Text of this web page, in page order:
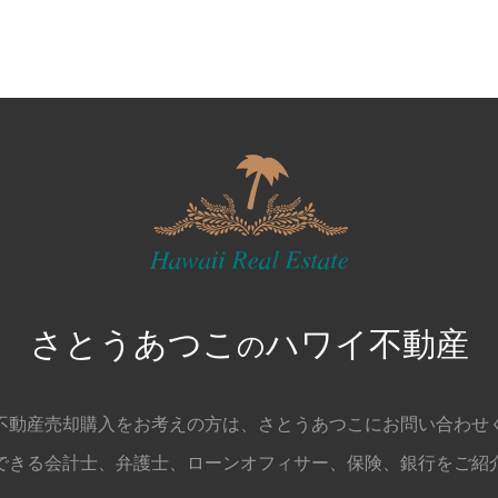
さとうあつこ のハワイ不動産
産売却購入をお考えの方は、 さとうあつこにお問い合わせ
る会計士、弁護士、
ローンオフィサー、保険、銀行をご紹